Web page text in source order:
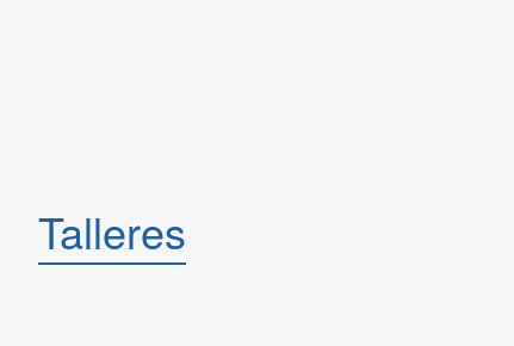
Talleres